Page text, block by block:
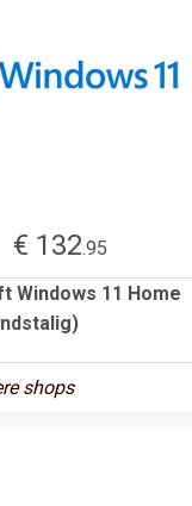
€ 132.95
Windows 11 Home
shops